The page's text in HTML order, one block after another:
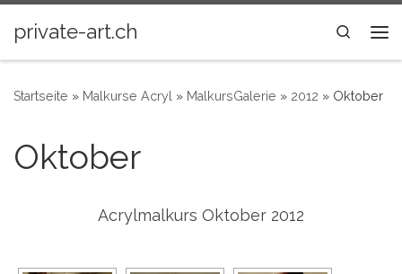
Zum Inhalt springen
private-art.ch
Search
Startseite » Malkurse Acryl » MalkursGalerie » 2012 » Oktober
Oktober
Acrylmalkurs Oktober 2012